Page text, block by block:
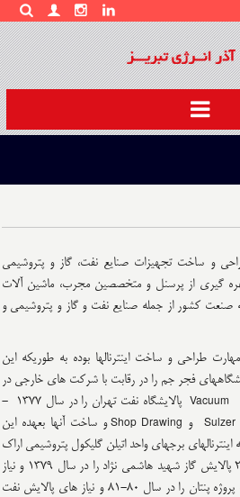
Toggle
navigation
و ساخت تجهیزات صنایع نفت، گاز و پتروشیمی
گیری از پرسنل و متخصصین مجرب، ماشین آلات
کشور از جمله صنایع نفت و گاز و پتروشیمی و
طراحی و ساخت اینترنالها بوده به طوریکه این
فجر جم را در رقابت با شرکت های خارجی در
Vacuum
پالایشگاه نفت تهران را در سال 1377 -
Sulzer و Shop Drawingو ساخت آنها بعهده این
اینترنالهای برجهای واحد اتیلن گلیکول پتروشیمی اراک
در سال 1378 و کلیه سینی های فاز 2 پالایش گاز شهید هاشمی نژاد را در سال 1379 و نیاز
های پالایش نفت کرمانشاه مربوط به پروژه پنتان را در سال 80-81 و نیاز های پالایش نفت